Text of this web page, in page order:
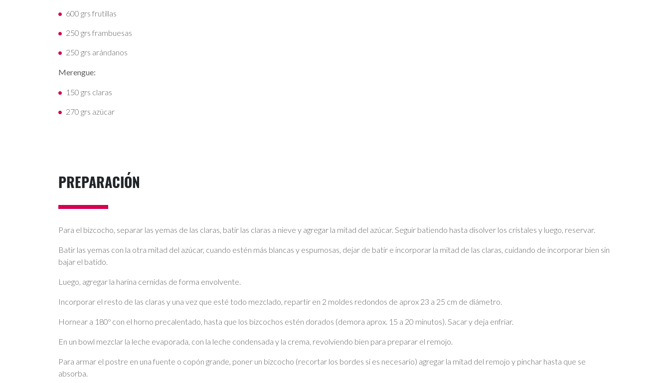
600 grs frutillas
250 grs frambuesas
250 grs arándanos
Merengue:
150 grs claras
270 grs azúcar
PREPARACIÓN
Para el bizcocho, separar las yemas de las claras, batir las claras a nieve y agregar la mitad del azúcar. Seguir batiendo hasta disolver los cristales y luego, reservar.
Batir las yemas con la otra mitad del azúcar, cuando estén más blancas y espumosas, dejar de batir e incorporar la mitad de las claras, cuidando de incorporar bien sin
bajar el batido.
Luego, agregar la harina cernidas de forma envolvente.
Incorporar el resto de las claras y una vez que esté todo mezclado, repartir en 2 moldes redondos de aprox 23 a 25 cm de diámetro.
Hornear a 180º con el horno precalentado, hasta que los bizcochos estén dorados (demora aprox. 15 a 20 minutos). Sacar y deja enfriar.
En un bowl mezclar la leche evaporada, con la leche condensada y la crema, revolviendo bien para preparar el remojo.
Para armar el postre en una fuente o copón grande, poner un bizcocho (recortar los bordes si es necesario) agregar la mitad del remojo y pinchar hasta que se
absorba.